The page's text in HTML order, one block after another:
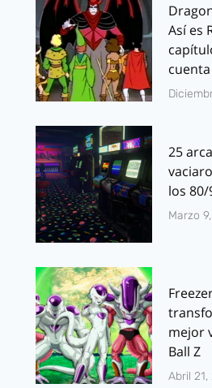
Así es
25
los 80/
Marzo
mejor
Ball Z
Abril 21,